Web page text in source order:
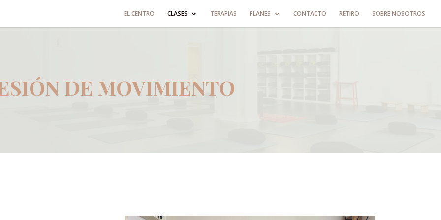
EL CENTRO CLASES TERAPIAS PLANES CONTACTO RETIRO SOBRE NOSOTROS
DE MOVIMIENTO